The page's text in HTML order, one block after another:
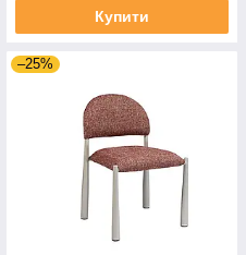
Купити
–25%